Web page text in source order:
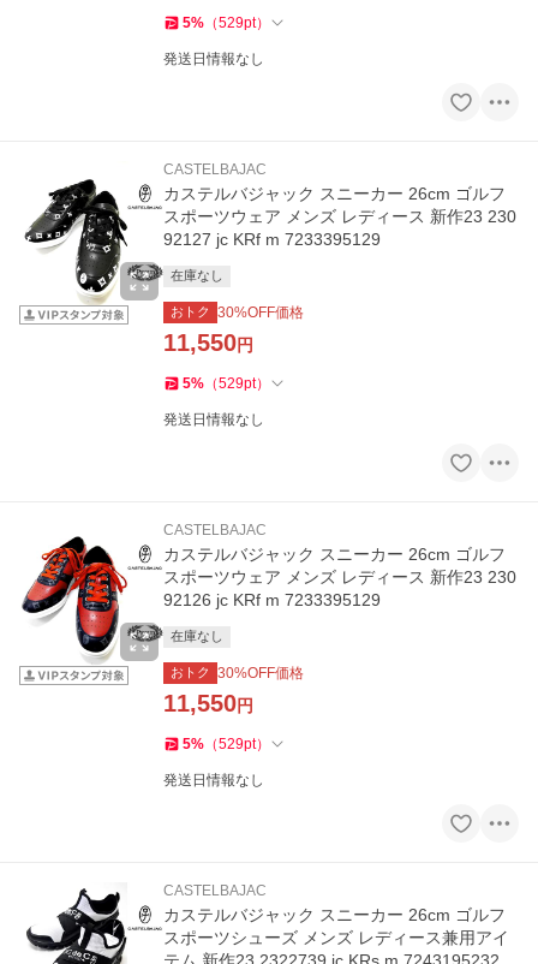
5% （529pt）
発送日情報なし
CASTELBAJAC
カステルバジャック スニーカー 26cm ゴルフ
スポーツウェア メンズ レディース 新作23 230
92127 jc KRf m 7233395129
在庫なし
おトク 30%OFF価格
11,550円
5% （529pt）
発送日情報なし
CASTELBAJAC
カステルバジャック スニーカー 26cm ゴルフ
スポーツウェア メンズ レディース 新作23 230
92126 jc KRf m 7233395129
在庫なし
おトク 30%OFF価格
11,550円
5% （529pt）
発送日情報なし
CASTELBAJAC
カステルバジャック スニーカー 26cm ゴルフ
スポーツシューズ メンズ レディース兼用アイ